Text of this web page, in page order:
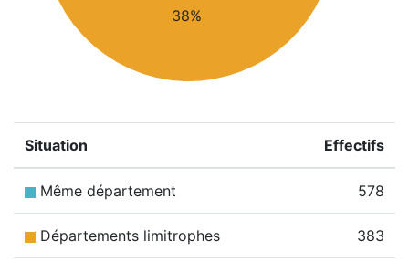
38%
Situation Effectifs
Même département 578
Départements limitrophes 383